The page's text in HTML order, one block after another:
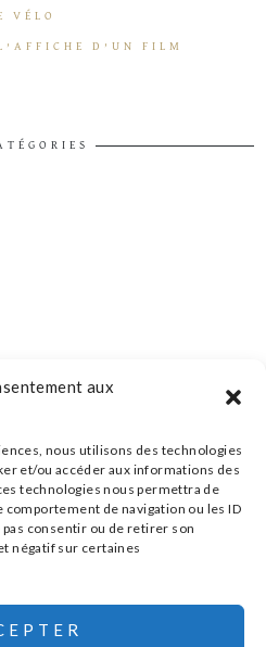
aux
nous utilisons des technologies
et/ou accéder aux informations des
technologies nous permettra de
de navigation ou les ID
consentir ou de retirer son
négatif sur certaines
VÉLO
D’UN FILM
la newsletter